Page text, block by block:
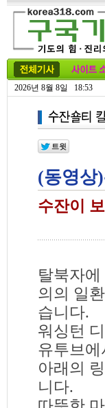
2026년 8월 8일 18:53
(동영상
수잔이
탈북자
의의 일
습니다.
워싱턴
유투브
아래의
니다.